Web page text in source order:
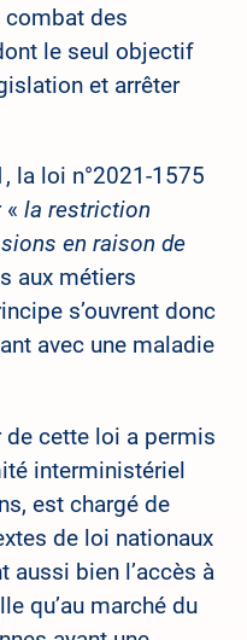
combat des
le seul objectif
et arrêter
la loi n°2021-1575
la restriction
en raison de
aux métiers
s’ouvrent donc
avec une maladie
de cette loi a permis
interministériel
est chargé de
de loi nationaux
aussi bien l’accès à
qu’au marché du